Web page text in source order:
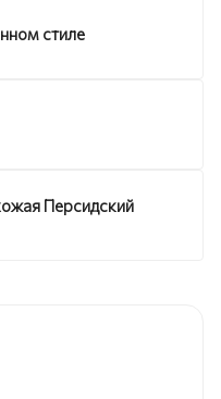
стиле
Персидский